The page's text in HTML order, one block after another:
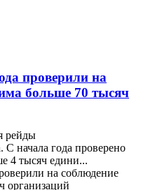
проверили на
больше 70 тысяч
рейды
начала года проверено
4 тысяч едини...